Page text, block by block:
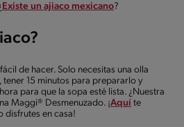
Existe un ajiaco mexicano?
?
de hacer. Solo necesitas una olla
15 minutos para prepararlo y
para que la sopa esté lista. ¿Nuestra
Maggi® Desmenuzado. ¡Aquí te
disfrutes en casa!